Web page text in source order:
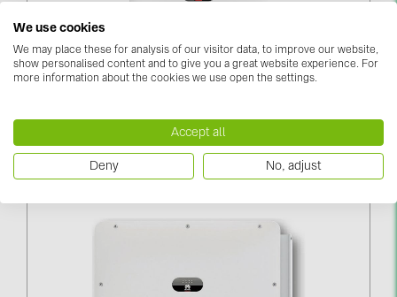
Huawei SUN2000-50K-MC0 (01077539)
Piesakieties, lai redzētu cenas
We use cookies
We may place these for analysis of our visitor data, to improve our website,
show personalised content and to give you a great website experience. For
more information about the cookies we use open the settings.
Accept all
Deny No, adjust